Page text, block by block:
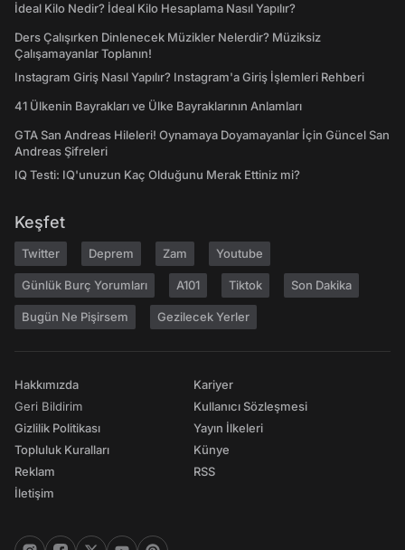
İdeal Kilo Nedir? İdeal Kilo Hesaplama Nasıl Yapılır?
Ders Çalışırken Dinlenecek Müzikler Nelerdir? Müziksiz
Çalışamayanlar Toplanın!
Instagram Giriş Nasıl Yapılır? Instagram'a Giriş İşlemleri Rehberi
41 Ülkenin Bayrakları ve Ülke Bayraklarının Anlamları
GTA San Andreas Hileleri! Oynamaya Doyamayanlar İçin Güncel San
Andreas Şifreleri
IQ Testi: IQ'unuzun Kaç Olduğunu Merak Ettiniz mi?
Keşfet
Twitter Deprem Zam Youtube
Günlük Burç Yorumları A101 Tiktok Son Dakika
Bugün Ne Pişirsem Gezilecek Yerler
Hakkımızda
Geri Bildirim
Gizlilik Politikası
Topluluk Kuralları
Reklam
İletişim
Kariyer
Kullanıcı Sözleşmesi
Yayın İlkeleri
Künye
RSS